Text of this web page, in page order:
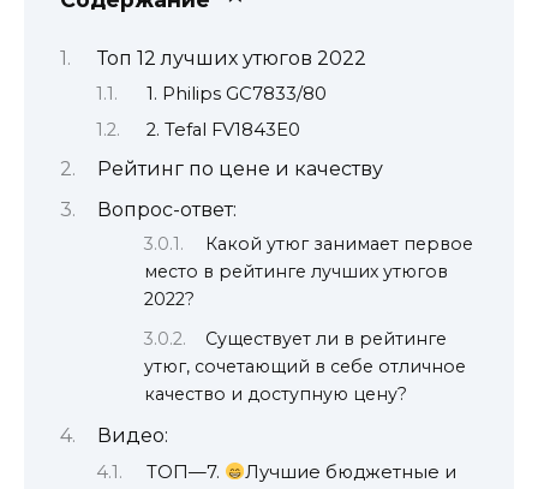
Топ 12 лучших утюгов 2022
1. Philips GC7833/80
2. Tefal FV1843E0
Рейтинг по цене и качеству
Вопрос-ответ:
Какой утюг занимает первое
место в рейтинге лучших утюгов
2022?
Существует ли в рейтинге
утюг, сочетающий в себе отличное
качество и доступную цену?
Видео:
ТОП—7.
Лучшие бюджетные и